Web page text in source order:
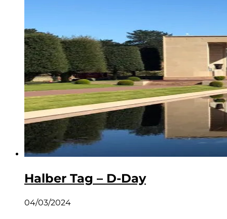
Halber Tag – D-Day
04/03/2024